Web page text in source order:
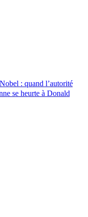
: quand l’autorité
se heurte à Donald